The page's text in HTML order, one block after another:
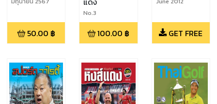
50.00 ฿
No.3
100.00 ฿ GET FREE